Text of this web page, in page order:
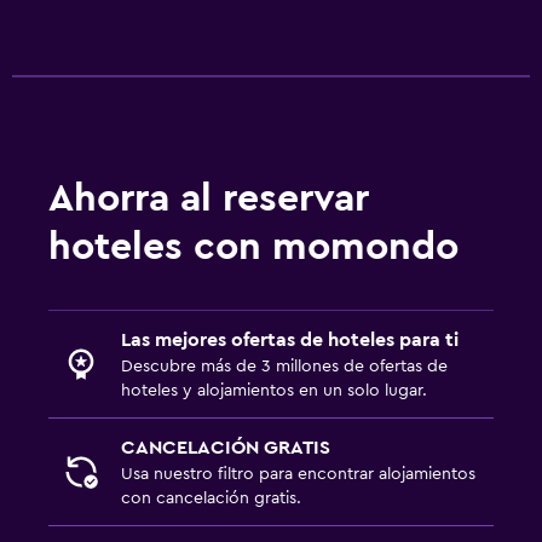
Piscina (cubierta)
Piscina al aire libre
Piscina privada
Ahorra al reservar
hoteles con momondo
Las mejores ofertas de hoteles para ti
Descubre más de 3 millones de ofertas de
hoteles y alojamientos en un solo lugar.
CANCELACIÓN GRATIS
Usa nuestro filtro para encontrar alojamientos
con cancelación gratis.